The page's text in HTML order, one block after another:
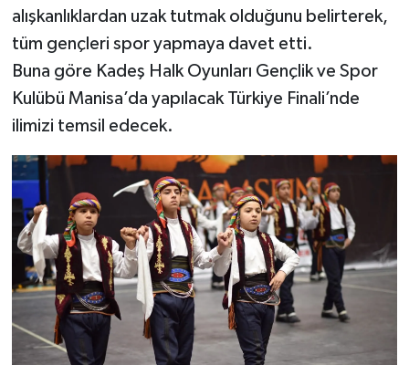
alışkanlıklardan uzak tutmak olduğunu belirterek,
tüm gençleri spor yapmaya davet etti.
Buna göre Kadeş Halk Oyunları Gençlik ve Spor
Kulübü Manisa’da yapılacak Türkiye Finali’nde
ilimizi temsil edecek.